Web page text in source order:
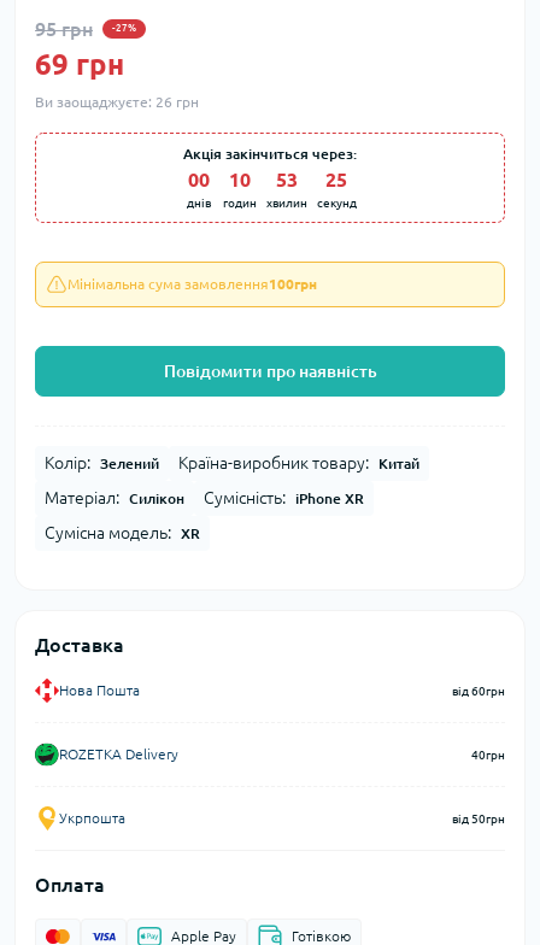
95 грн -27%
69 грн
Ви заощаджуєте: 26 грн
Акція закінчиться через:
00
днів
10
годин
53
хвилин
24
секунд
Мінімальна сума замовлення100грн
Повідомити про наявність
Колір: Зелений Країна-виробник товару: Китай
Матеріал: Силікон Сумісність: iPhone XR
Сумісна модель: XR
Доставка
Нова Пошта від 60грн
ROZETKA Delivery 40грн
Укрпошта від 50грн
Оплата
Apple Pay Готівкою